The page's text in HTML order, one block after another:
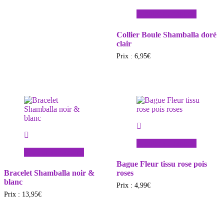
Collier Boule Shamballa doré
clair
Prix : 6,95€
Bracelet Shamballa noir &
blanc
Prix : 13,95€
Bague Fleur tissu rose pois
roses
Prix : 4,99€